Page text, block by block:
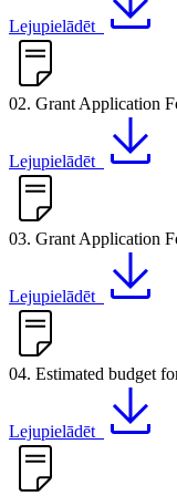
Lejupielādēt
02. Grant Application
Lejupielādēt
03. Grant Application
Lejupielādēt
04. Estimated budget
Lejupielādēt